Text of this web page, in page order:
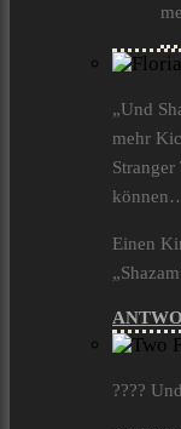
„Und
mehr
Einen
????